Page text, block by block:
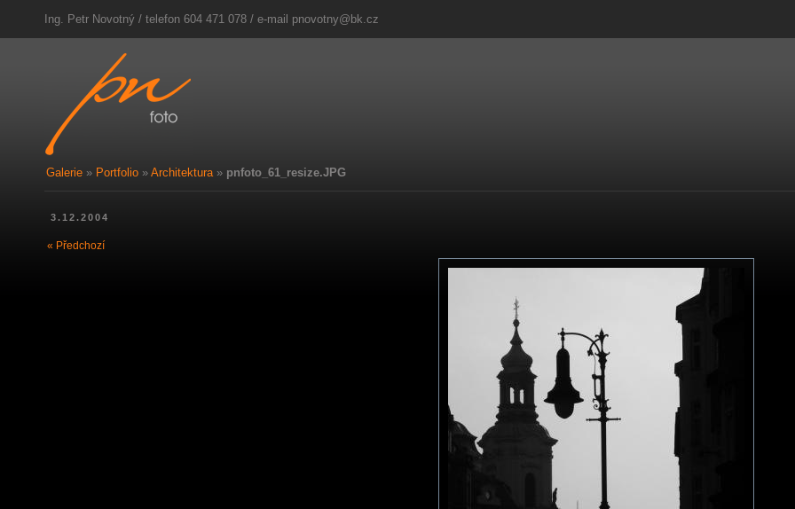
Ing. Petr Novotný / telefon 604 471 078 / e-mail pnovotny@bk.cz
Galerie » Portfolio » Architektura» pnfoto_61_resize.JPG
3.12.2004
« Předchozí